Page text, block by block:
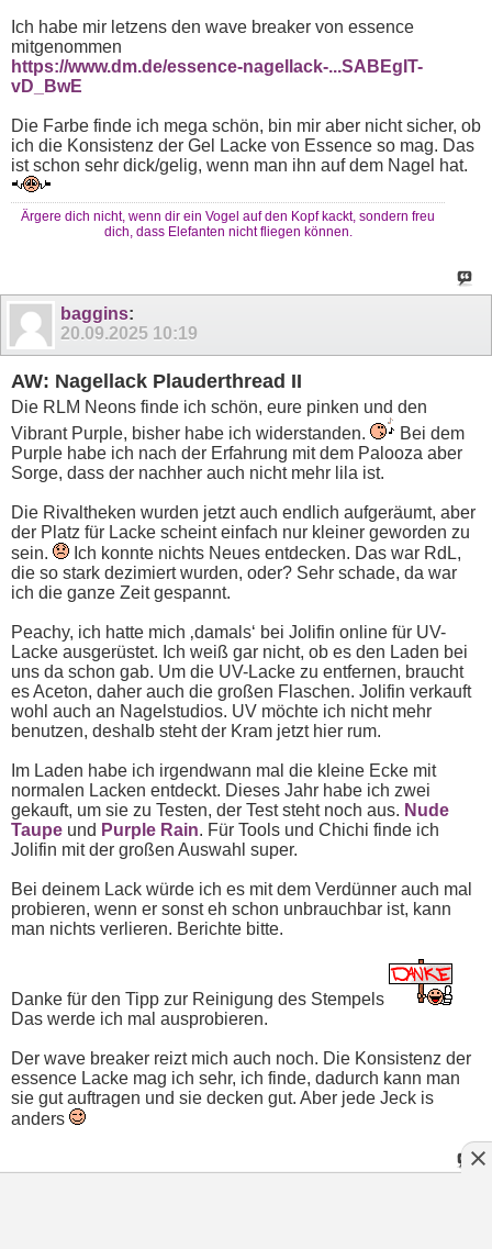
Ich habe mir letzens den wave breaker von essence
mitgenommen
https://www.dm.de/essence-nagellack-...SABEgIT-
vD_BwE
Die Farbe finde ich mega schön, bin mir aber nicht sicher, ob
ich die Konsistenz der Gel Lacke von Essence so mag. Das
ist schon sehr dick/gelig, wenn man ihn auf dem Nagel hat.
Ärgere dich nicht, wenn dir ein Vogel auf den Kopf kackt, sondern freu
dich, dass Elefanten nicht fliegen können.
baggins:
20.09.2025 10:19
AW: Nagellack Plauderthread II
Die RLM Neons finde ich schön, eure pinken und den
Vibrant Purple, bisher habe ich widerstanden.
Bei dem
Purple habe ich nach der Erfahrung mit dem Palooza aber
Sorge, dass der nachher auch nicht mehr lila ist.
Die Rivaltheken wurden jetzt auch endlich aufgeräumt, aber
der Platz für Lacke scheint einfach nur kleiner geworden zu
sein.
Ich konnte nichts Neues entdecken. Das war RdL,
die so stark dezimiert wurden, oder? Sehr schade, da war
ich die ganze Zeit gespannt.
Peachy, ich hatte mich ‚damals‘ bei Jolifin online für UV-
Lacke ausgerüstet. Ich weiß gar nicht, ob es den Laden bei
uns da schon gab. Um die UV-Lacke zu entfernen, braucht
es Aceton, daher auch die großen Flaschen. Jolifin verkauft
wohl auch an Nagelstudios. UV möchte ich nicht mehr
benutzen, deshalb steht der Kram jetzt hier rum.
Im Laden habe ich irgendwann mal die kleine Ecke mit
normalen Lacken entdeckt. Dieses Jahr habe ich zwei
gekauft, um sie zu Testen, der Test steht noch aus. Nude
Taupe und Purple Rain. Für Tools und Chichi finde ich
Jolifin mit der großen Auswahl super.
Bei deinem Lack würde ich es mit dem Verdünner auch mal
probieren, wenn er sonst eh schon unbrauchbar ist, kann
man nichts verlieren. Berichte bitte.
Danke für den Tipp zur Reinigung des Stempels
Das werde ich mal ausprobieren.
Der wave breaker reizt mich auch noch. Die Konsistenz der
essence Lacke mag ich sehr, ich finde, dadurch kann man
sie gut auftragen und sie decken gut. Aber jede Jeck is
anders